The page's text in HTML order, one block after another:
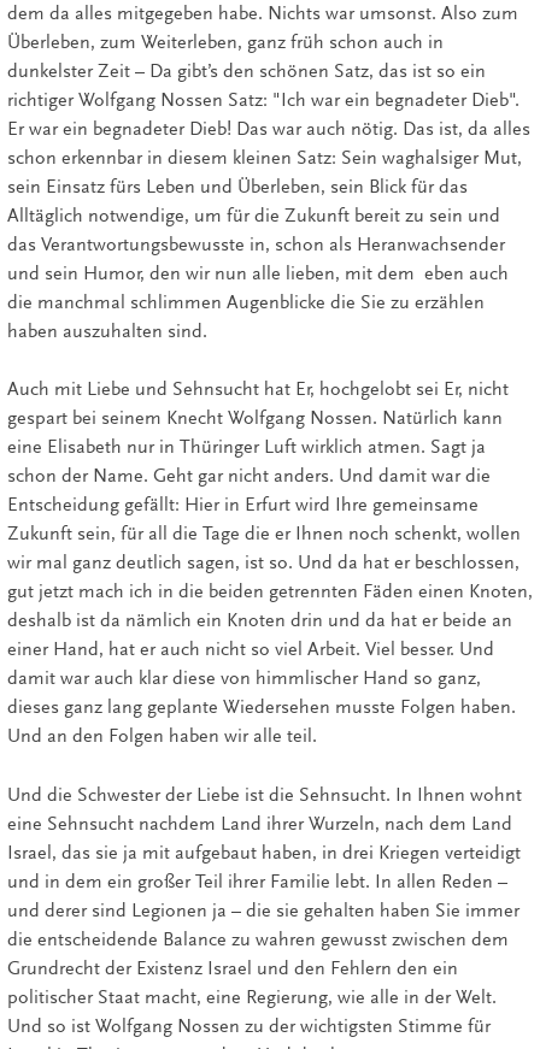
dem da alles mitgegeben habe. Nichts war umsonst. Also zum
Überleben, zum Weiterleben, ganz früh schon auch in
dunkelster Zeit – Da gibt’s den schönen Satz, das ist so ein
richtiger Wolfgang Nossen Satz: "Ich war ein begnadeter Dieb".
Er war ein begnadeter Dieb! Das war auch nötig. Das ist, da alles
schon erkennbar in diesem kleinen Satz: Sein waghalsiger Mut,
sein Einsatz fürs Leben und Überleben, sein Blick für das
Alltäglich notwendige, um für die Zukunft bereit zu sein und
das Verantwortungsbewusste in, schon als Heranwachsender
und sein Humor, den wir nun alle lieben, mit dem eben auch
die manchmal schlimmen Augenblicke die Sie zu erzählen
haben auszuhalten sind.
Auch mit Liebe und Sehnsucht hat Er, hochgelobt sei Er, nicht
gespart bei seinem Knecht Wolfgang Nossen. Natürlich kann
eine Elisabeth nur in Thüringer Luft wirklich atmen. Sagt ja
schon der Name. Geht gar nicht anders. Und damit war die
Entscheidung gefällt: Hier in Erfurt wird Ihre gemeinsame
Zukunft sein, für all die Tage die er Ihnen noch schenkt, wollen
wir mal ganz deutlich sagen, ist so. Und da hat er beschlossen,
gut jetzt mach ich in die beiden getrennten Fäden einen Knoten,
deshalb ist da nämlich ein Knoten drin und da hat er beide an
einer Hand, hat er auch nicht so viel Arbeit. Viel besser. Und
damit war auch klar diese von himmlischer Hand so ganz,
dieses ganz lang geplante Wiedersehen musste Folgen haben.
Und an den Folgen haben wir alle teil.
Und die Schwester der Liebe ist die Sehnsucht. In Ihnen wohnt
eine Sehnsucht nachdem Land ihrer Wurzeln, nach dem Land
Israel, das sie ja mit aufgebaut haben, in drei Kriegen verteidigt
und in dem ein großer Teil ihrer Familie lebt. In allen Reden –
und derer sind Legionen ja – die sie gehalten haben Sie immer
die entscheidende Balance zu wahren gewusst zwischen dem
Grundrecht der Existenz Israel und den Fehlern den ein
politischer Staat macht, eine Regierung, wie alle in der Welt.
Und so ist Wolfgang Nossen zu der wichtigsten Stimme für